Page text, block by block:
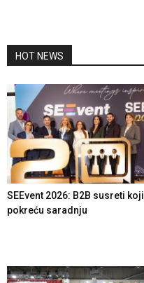
HOT NEWS
SEEvent 2026: B2B susreti koji
pokreću saradnju